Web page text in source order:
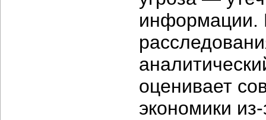
информации.
оценивает
экономики